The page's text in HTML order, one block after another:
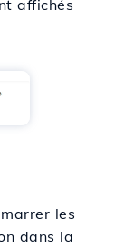
affichés
les
dans la